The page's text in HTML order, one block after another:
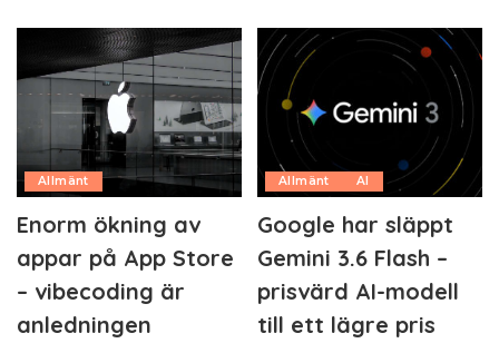
Allmänt
Enorm ökning av
appar på App Store
– vibecoding är
anledningen
Allmänt AI
Google har släppt
Gemini 3.6 Flash –
prisvärd AI-modell
till ett lägre pris